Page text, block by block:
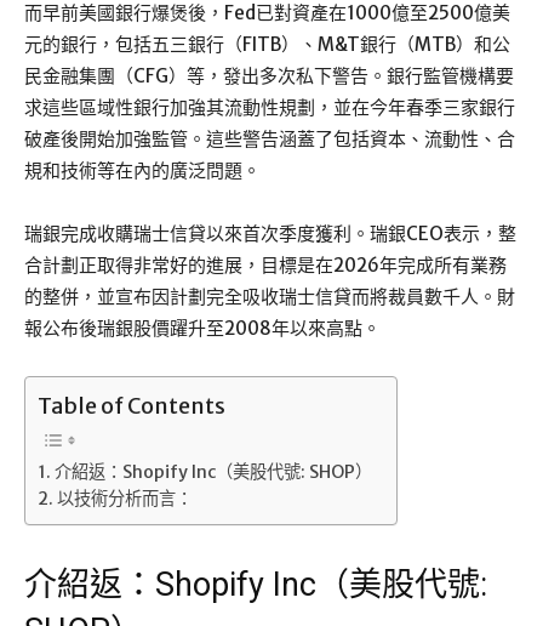
而早前美國銀行爆煲後，Fed已對資產在1000億至2500億美
元的銀行，包括五三銀行（FITB）、M&T銀行（MTB）和公
民金融集團（CFG）等，發出多次私下警告。銀行監管機構要
求這些區域性銀行加強其流動性規劃，並在今年春季三家銀行
破產後開始加強監管。這些警告涵蓋了包括資本、流動性、合
規和技術等在內的廣泛問題。
瑞銀完成收購瑞士信貸以來首次季度獲利。瑞銀CEO表示，整
合計劃正取得非常好的進展，目標是在2026年完成所有業務
的整併，並宣布因計劃完全吸收瑞士信貸而將裁員數千人。財
報公布後瑞銀股價躍升至2008年以來高點。
Table of Contents
介紹返：Shopify Inc（美股代號: SHOP）
以技術分析而言：
介紹返：Shopify Inc（美股代號: